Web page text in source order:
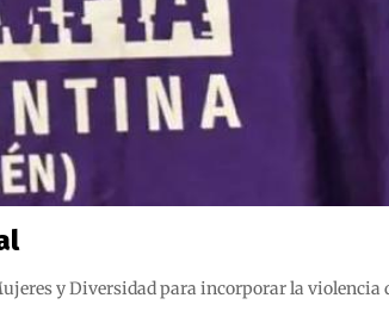
y Diversidad para incorporar la violencia